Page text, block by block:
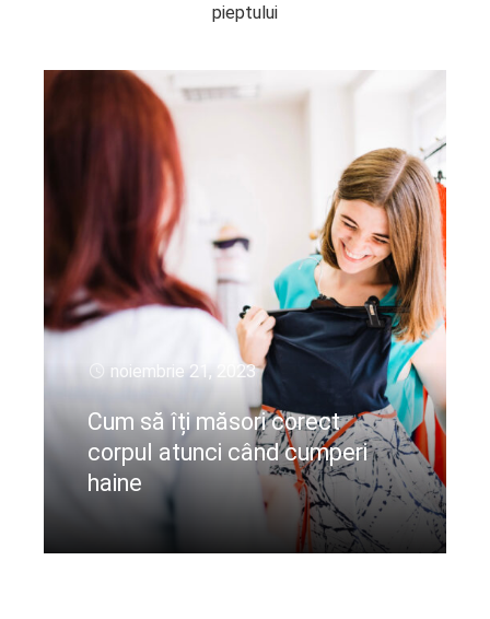
pieptului
noiembrie 21, 2023
Cum să îți măsori corect
corpul atunci când cumperi
haine
CIteste mai departe